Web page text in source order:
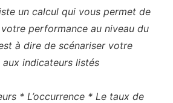
un calcul qui vous permet de
performance au niveau du
à dire de scénariser votre
indicateurs listés
* L’occurrence * Le taux de